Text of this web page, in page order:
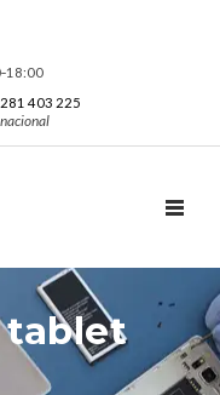
281 403 225
tablet